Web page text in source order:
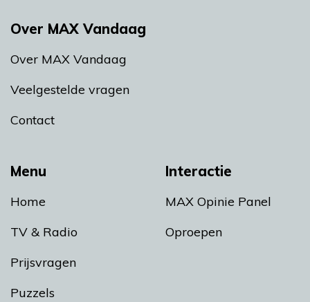
Menu
Home
TV & Radio
Prijsvragen
Puzzels
Interactie
MAX Opinie Panel
Oproepen
Over MAX Vandaag
Over MAX Vandaag
Veelgestelde vragen
Contact